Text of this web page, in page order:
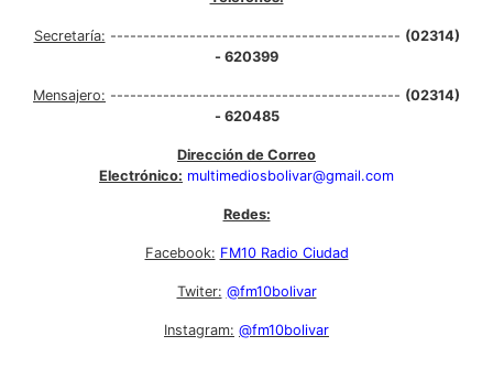
Secretaría: -------------------------------------------- (02314)
- 620399
Mensajero: -------------------------------------------- (02314)
- 620485
Dirección de Correo
Electrónico: multimediosbolivar@gmail.com
Redes:
Facebook: FM10 Radio Ciudad
Twiter: @fm10bolivar
Instagram: @fm10bolivar